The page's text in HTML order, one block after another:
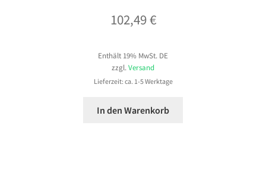
102,49€
Enthält 19% MwSt. DE
zzgl. Versand
Lieferzeit: ca. 1-5 Werktage
In den Warenkorb